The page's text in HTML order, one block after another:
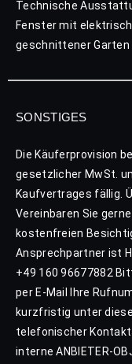
Technische
Fenster mit
geschnittener Garten
SONSTIGES
Die Käuferprovision
gesetzlicher MwSt.
Kaufvertrages fällig.
Vereinbaren Sie
kostenfreien
Ansprechpartner ist
+49 160 96677882
per E-Mail Ihre
kurzfristig unter
telefonischer
interne ANBIETER-